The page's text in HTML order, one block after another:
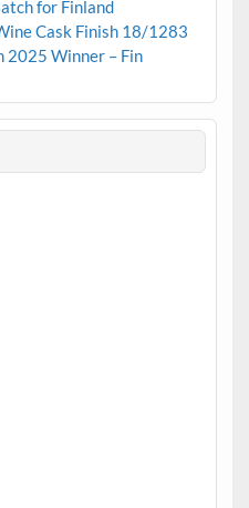
for Finland
Cask Finish 18/1283
2025 Winner – Fin